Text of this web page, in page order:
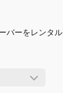
バーをレンタル